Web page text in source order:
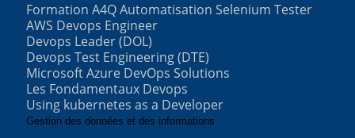
Formation A4Q Automatisation Selenium Tester
AWS Devops Engineer
Devops Leader (DOL)
Devops Test Engineering (DTE)
Microsoft Azure DevOps Solutions
Les Fondamentaux Devops
Using kubernetes as a Developer
Gestion des données et des informations